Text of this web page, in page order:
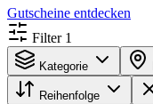
Gutscheine entdecken
Filter 1
Kategorie
Reihenfolge